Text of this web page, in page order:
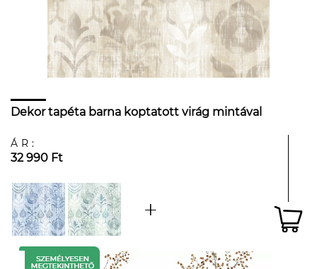
Dekor tapéta barna koptatott virág mintával
ÁR:
32 990 Ft